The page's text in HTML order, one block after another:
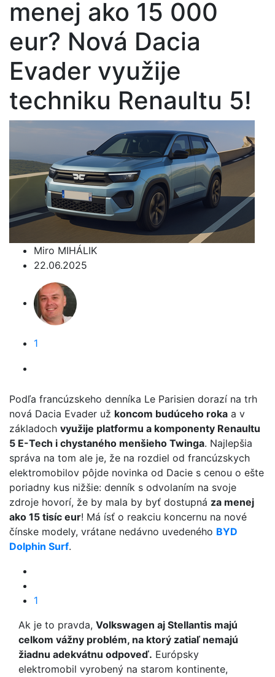
menej ako 15 000
eur? Nová Dacia
Evader využije
techniku Renaultu 5!
Miro MIHÁLIK
22.06.2025
1
Podľa francúzskeho denníka Le Parisien dorazí na trh
nová Dacia Evader už koncom budúceho roka a v
základoch využije platformu a komponenty Renaultu
5 E-Tech i chystaného menšieho Twinga. Najlepšia
správa na tom ale je, že na rozdiel od francúzskych
elektromobilov pôjde novinka od Dacie s cenou o ešte
poriadny kus nižšie: denník s odvolaním na svoje
zdroje hovorí, že by mala by byť dostupná za menej
ako 15 tisíc eur! Má ísť o reakciu koncernu na nové
čínske modely, vrátane nedávno uvedeného BYD
Dolphin Surf.
1
Ak je to pravda, Volkswagen aj Stellantis majú
celkom vážny problém, na ktorý zatiaľ nemajú
žiadnu adekvátnu odpoveď. Európsky
elektromobil vyrobený na starom kontinente,